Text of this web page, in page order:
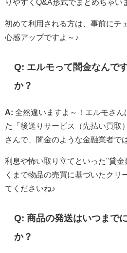
りやすくQ&A形式でまとめちゃい
初めて利用される方は、事前にチ
心感アップですよ～♪
Q: エルモって闇金なんで
か？
A: 全然違いますよ～！エルモさん
た「後送りサービス（先払い買取
さんで、闇金のような金融業者で
利息や怖い取り立てといった"貸
くまで物品の売買に基づいたクリ
てくださいね♪
Q: 商品の発送はいつまで
か？